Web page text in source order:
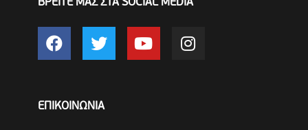
ΒΡΕΙΤΕ ΜΑΣ ΣΤΑ SOCIAL MEDIA
ΕΠΙΚΟΙΝΩΝΙΑ